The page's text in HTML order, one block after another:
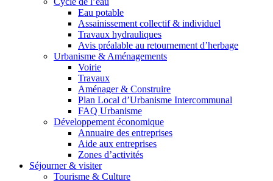
Eau potable
Assainissement collectif & individuel
Travaux hydrauliques
Avis préalable au retournement d’herbage
Urbanisme & Aménagements
Voirie
Travaux
Aménager & Construire
Plan Local d’Urbanisme Intercommunal
FAQ Urbanisme
Développement économique
Annuaire des entreprises
Aide aux entreprises
Zones d’activités
Séjourner & visiter
Tourisme & Culture